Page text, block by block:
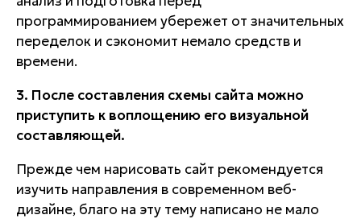
программированием убережет от значительных
переделок и сэкономит немало средств и
времени.
3. После составления схемы сайта можно
приступить к воплощению его визуальной
составляющей.
Прежде чем нарисовать сайт рекомендуется
изучить направления в современном веб-
дизайне, благо на эту тему написано не мало